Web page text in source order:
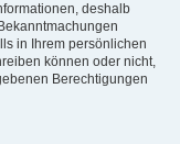
deshalb
in Ihrem persönlichen
können oder nicht,
Berechtigungen